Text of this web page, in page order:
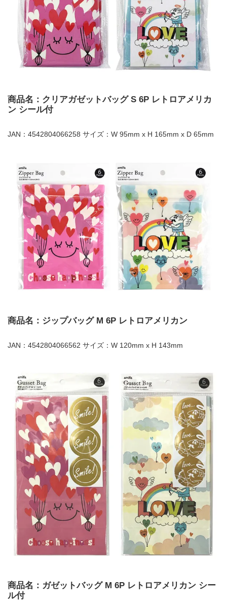
商品名：クリアガゼットバッグ S 6P レトロアメリカ
ン シール付
JAN：4542804066258 サイズ：W 95mm x H 165mm x D 65mm
商品名：ジップバッグ M 6P レトロアメリカン
JAN：4542804066562 サイズ：W 120mm x H 143mm
商品名：ガゼットバッグ M 6P レトロアメリカン シー
ル付